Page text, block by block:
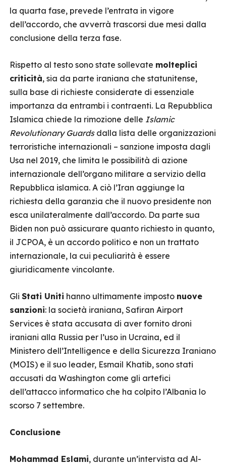
la quarta fase, prevede l’entrata in vigore
dell’accordo, che avverrà trascorsi due mesi dalla
conclusione della terza fase.
Rispetto al testo sono state sollevate molteplici
criticità, sia da parte iraniana che statunitense,
sulla base di richieste considerate di essenziale
importanza da entrambi i contraenti. La Repubblica
Islamica chiede la rimozione delle Islamic
Revolutionary Guardsdalla lista delle organizzazioni
terroristiche internazionali – sanzione imposta dagli
Usa nel 2019, che limita le possibilità di azione
internazionale dell’organo militare a servizio della
Repubblica islamica. A ciò l’Iran aggiunge la
richiesta della garanzia che il nuovo presidente non
esca unilateralmente dall’accordo. Da parte sua
Biden non può assicurare quanto richiesto in quanto,
il JCPOA, è un accordo politico e non un trattato
internazionale, la cui peculiarità è essere
giuridicamente vincolante.
Gli Stati Uniti hanno ultimamente imposto nuove
sanzioni: la società iraniana, Safiran Airport
Services è stata accusata di aver fornito droni
iraniani alla Russia per l’uso in Ucraina, ed il
Ministero dell’Intelligence e della Sicurezza Iraniano
(MOIS) e il suo leader, Esmail Khatib, sono stati
accusati da Washington come gli artefici
dell’attacco informatico che ha colpito l’Albania lo
scorso 7 settembre.
Conclusione
Mohammad Eslami, durante un’intervista ad Al-